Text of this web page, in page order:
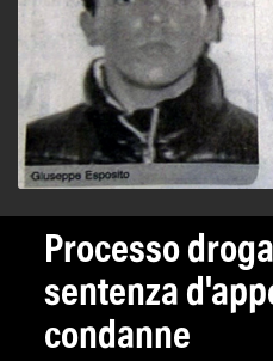
Processo
sentenza
condanne